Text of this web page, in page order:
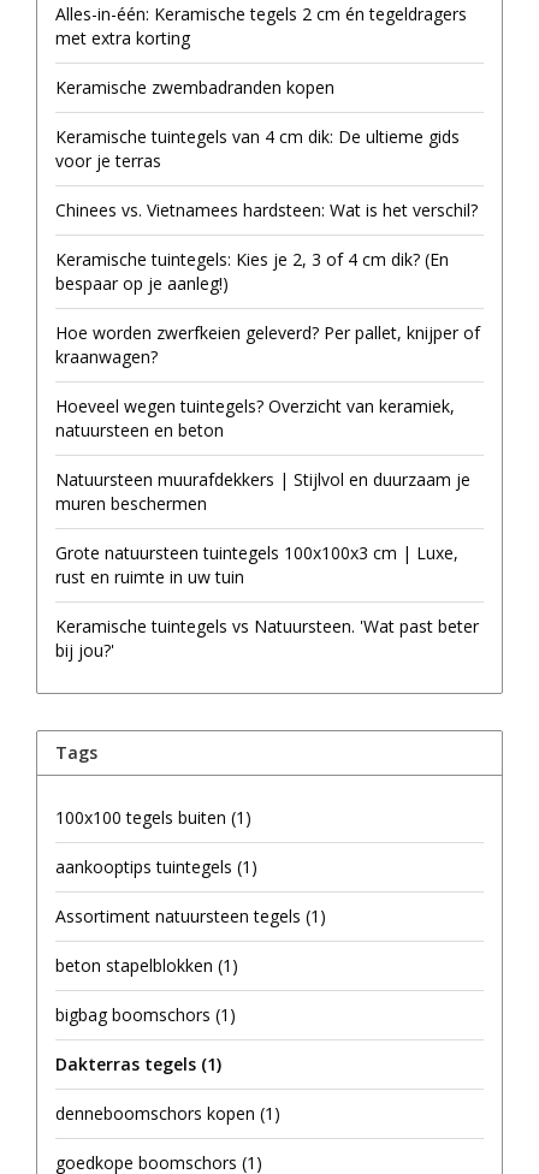
Alles-in-één: Keramische tegels 2 cm én tegeldragers
met extra korting
Keramische zwembadranden kopen
Keramische tuintegels van 4 cm dik: De ultieme gids
voor je terras
Chinees vs. Vietnamees hardsteen: Wat is het verschil?
Keramische tuintegels: Kies je 2, 3 of 4 cm dik? (En
bespaar op je aanleg!)
Hoe worden zwerfkeien geleverd? Per pallet, knijper of
kraanwagen?
Hoeveel wegen tuintegels? Overzicht van keramiek,
natuursteen en beton
Natuursteen muurafdekkers | Stijlvol en duurzaam je
muren beschermen
Grote natuursteen tuintegels 100x100x3 cm | Luxe,
rust en ruimte in uw tuin
Keramische tuintegels vs Natuursteen. 'Wat past beter
bij jou?'
Tags
100x100 tegels buiten (1)
aankooptips tuintegels (1)
Assortiment natuursteen tegels (1)
beton stapelblokken (1)
bigbag boomschors (1)
Dakterras tegels (1)
denneboomschors kopen (1)
goedkope boomschors (1)